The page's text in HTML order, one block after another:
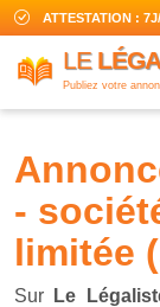
ATTESTATION :
LE
Publiez votre
annonce légale dlg horses
-
limitée
Sur Le